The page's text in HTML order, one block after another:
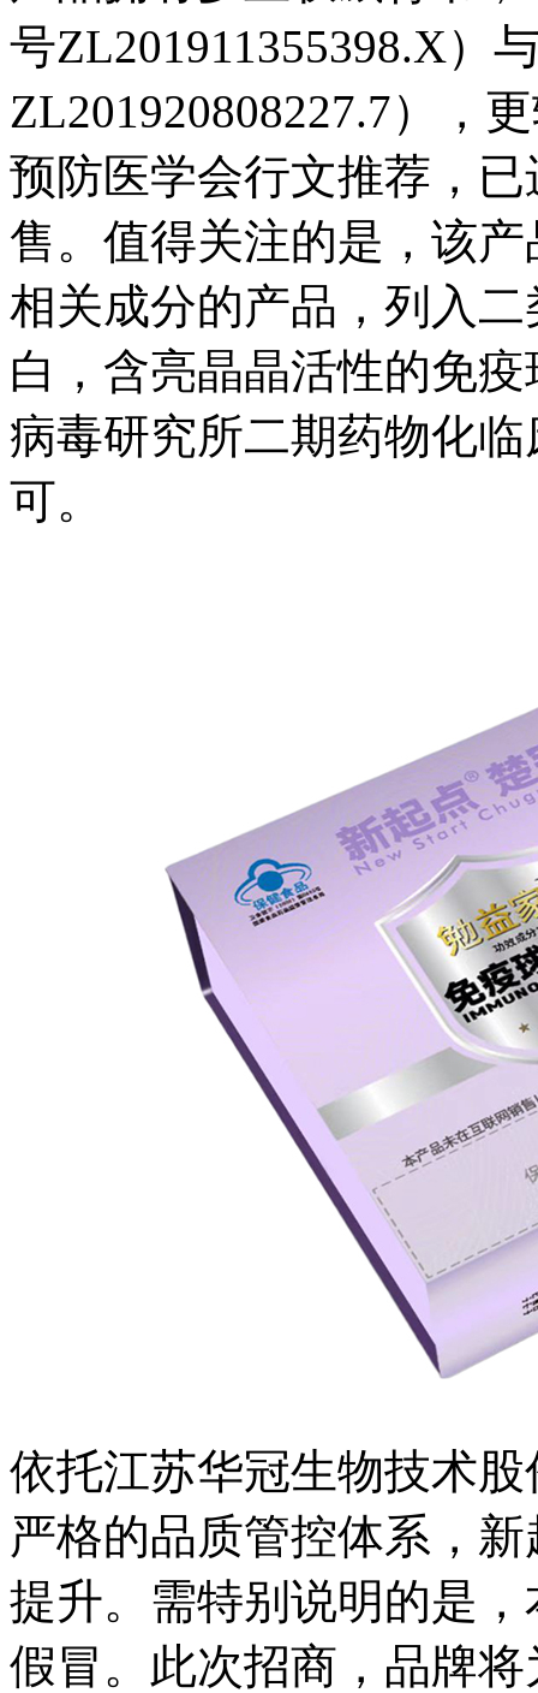
号ZL201911355398.X）
ZL201920808227.7），
预防医学会行文推荐，
售。值得关注的是，该
相关成分的产品，列入
白，含亮晶晶活性的免
病毒研究所二期药物化
可。
依托江苏华冠生物技术
严格的品质管控体系，
提升。需特别说明的是
假冒。此次招商，品牌